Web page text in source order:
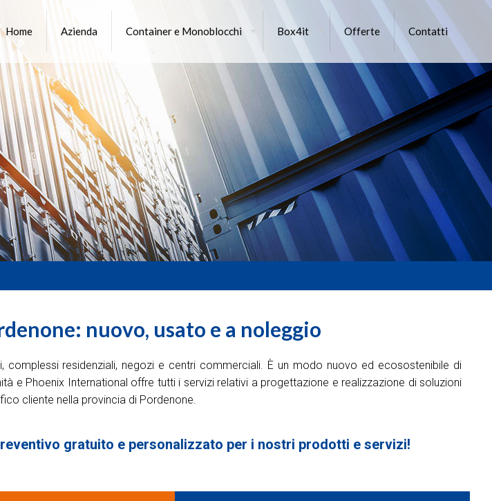
Home Azienda Container e Monoblocchi Box4it Offerte Contatti
nuovo, usato e a noleggio
complessi residenziali, negozi e centri commerciali. È un modo nuovo ed ecosostenibile di
e Phoenix International offre tutti i servizi relativi a progettazione e realizzazione di soluzioni
cliente nella provincia di Pordenone.
gratuito e personalizzato per i nostri prodotti e servizi!